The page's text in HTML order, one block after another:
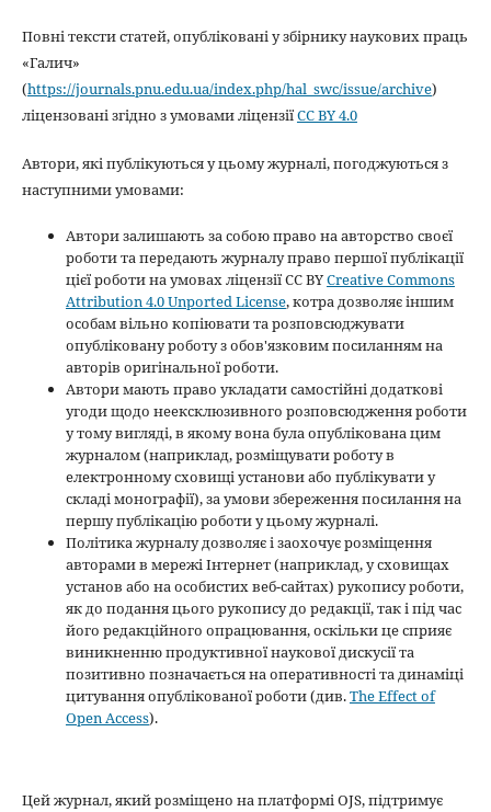
Повні тексти статей, опубліковані у збірнику наукових праць
«Галич»
(https://journals.pnu.edu.ua/index.php/hal_swc/issue/archive)
ліцензовані згідно з умовами ліцензіїCC BY 4.0
Автори, які публікуються у цьому журналі, погоджуються з
наступними умовами:
Автори залишають за собою право на авторство своєї
роботи та передають журналу право першої публікації
цієї роботи на умовах ліцензії CC BYCreative Commons
Attribution 4.0 Unported License, котра дозволяє іншим
особам вільно копіювати та розповсюджувати
опубліковану роботу з обов'язковим посиланням на
авторів оригінальної роботи.
Автори мають право укладати самостійні додаткові
угоди щодо неексклюзивного розповсюдження роботи
у тому вигляді, в якому вона була опублікована цим
журналом (наприклад, розміщувати роботу в
електронному сховищі установи або публікувати у
складі монографії), за умови збереження посилання на
першу публікацію роботи у цьому журналі.
Політика журналу дозволяє і заохочує розміщення
авторами в мережі Інтернет (наприклад, у сховищах
установ або на особистих веб-сайтах) рукопису роботи,
як до подання цього рукопису до редакції, так і під час
його редакційного опрацювання, оскільки це сприяє
виникненню продуктивної наукової дискусії та
позитивно позначається на оперативності та динаміці
цитування опублікованої роботи (див.The Effect of
Open Access).
Цей журнал, який розміщено на платформі OJS, підтримує